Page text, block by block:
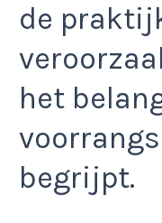
de
het
begrijpt.